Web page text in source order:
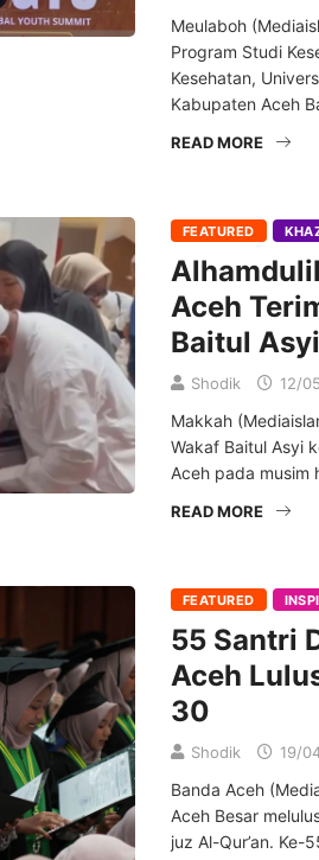
Meulaboh
Program Studi
Kesehatan,
Kabupaten Aceh
READ MORE
FEATURED
Aceh
Baitul
Shodik 12/
Makkah
Wakaf Baitul Asyi
Aceh pada musim
READ MORE
FEATURED
55 Santri
Aceh
30
Shodik 19/
Banda Aceh
Aceh Besar
juz Al-Qur’an.